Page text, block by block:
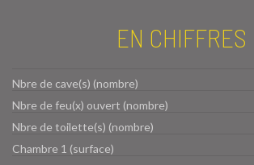
EN CHIFFRES
Nbre de cave(s) (nombre)
Nbre de feu(x) ouvert (nombre)
Nbre de toilette(s) (nombre)
Chambre 1 (surface)